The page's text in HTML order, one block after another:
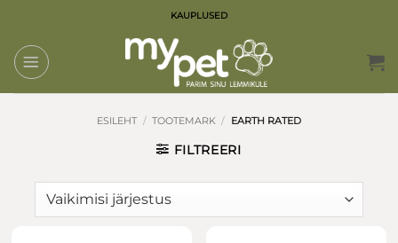
content
KAUPLUSED
ESILEHT / TOOTEMARK / EARTH RATED
FILTREERI